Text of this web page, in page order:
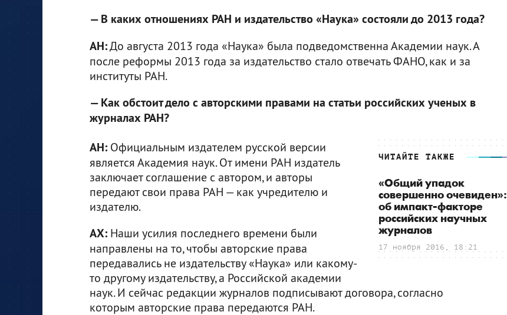
— В каких отношениях РАН и издательство «Наука» состояли до 2013 года?
АН:До августа 2013 года «Наука» была подведомственна Академии наук. А
после реформы 2013 года за издательство стало отвечать ФАНО, как и за
институты РАН.
— Как обстоит дело с авторскими правами на статьи российских ученых в
журналах РАН?
ЧИТАЙТЕ ТАКЖЕ
«Общий упадок
совершенно очевиден»:
об импакт-факторе
российских научных
журналов
17 ноября 2016, 18:21
АН: Официальным издателем русской версии
является Академия наук. От имени РАН издатель
заключает соглашение с автором, и авторы
передают свои права РАН — как учредителю и
издателю.
АХ: Наши усилия последнего времени были
направлены на то, чтобы авторские права
передавались не издательству «Наука» или какому-
то другому издательству, а Российской академии
наук. И сейчас редакции журналов подписывают договора, согласно
которым авторские права передаются РАН.